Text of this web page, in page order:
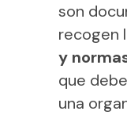
son
recogen
y
que
una